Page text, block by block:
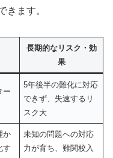
きます。
長期的なリスク・効
果
ー
5年後半の難化に対応
できず、失速するリ
スク大
か
す
未知の問題への対応
力が育ち、難関校入